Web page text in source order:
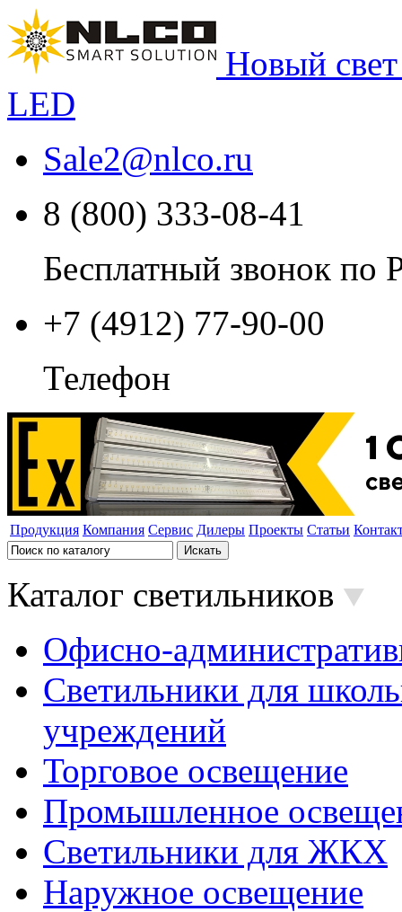
Новый
LED
Sale2@nlco.ru
8 (800) 333-08-41
Бесплатный звонок по
+7 (4912) 77-90-00
Телефон
Продукция Компания Сервис Дилеры Проекты Статьи
Каталог светильников
Офисно-
Светильники для
учреждений
Торговое освещение
Промышленное
Светильники для ЖКХ
Наружное освещение